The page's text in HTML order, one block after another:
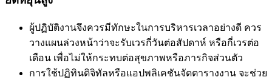
ผู้ปฏิบัติงานจึงควรมีทักษะในการบริหารเวลาอย่างดี ควร
วางแผนล่วงหน้าว่าจะรับเวรกี่วันต่อสัปดาห์ หรือกี่เวรต่อ
เดือน เพื่อไม่ให้กระทบต่อสุขภาพหรือภารกิจส่วนตัว
การใช้ปฏิทินดิจิทัลหรือแอปพลิเคชันจัดตารางงาน จะช่วย